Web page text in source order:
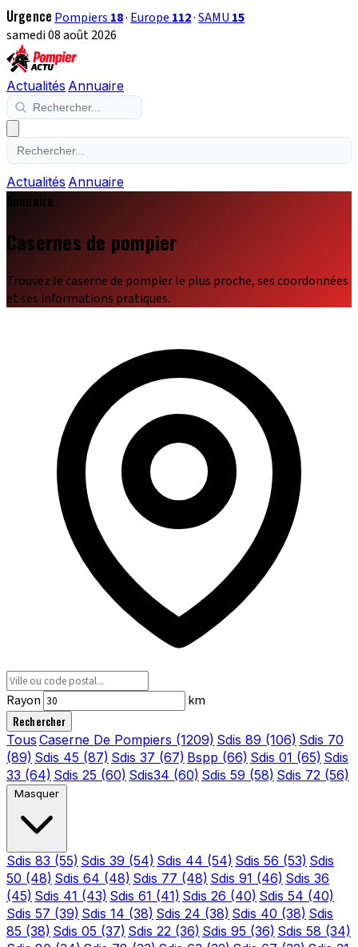
Urgence Pompiers 18· Europe 112·SAMU 15
samedi 08 août 2026
Actualités Annuaire
Actualités Annuaire
Annuaire
Casernes de pompier
Trouvez le caserne de pompier le plus proche, ses coordonnées
et ses informations pratiques.
Rayon km
Rechercher
Tous Caserne De Pompiers (1209) Sdis 89 (106) Sdis 70
(89) Sdis 45 (87) Sdis 37 (67) Bspp (66) Sdis 01 (65) Sdis
33 (64) Sdis 25 (60) Sdis34 (60) Sdis 59 (58) Sdis 72 (56)
Masquer
Sdis 83 (55) Sdis 39 (54) Sdis 44 (54) Sdis 56 (53) Sdis
50 (48) Sdis 64 (48) Sdis 77 (48) Sdis 91 (46) Sdis 36
(45) Sdis 41 (43) Sdis 61 (41) Sdis 26 (40) Sdis 54 (40)
Sdis 57 (39) Sdis 14 (38) Sdis 24 (38) Sdis 40 (38) Sdis
85 (38) Sdis 05 (37) Sdis 22 (36) Sdis 95 (36) Sdis 58 (34)